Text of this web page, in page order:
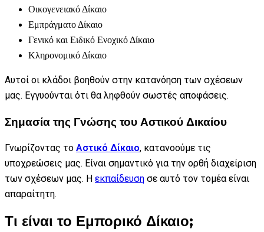
Οικογενειακό Δίκαιο
Εμπράγματο Δίκαιο
Γενικό και Ειδικό Ενοχικό Δίκαιο
Κληρονομικό Δίκαιο
Αυτοί οι κλάδοι βοηθούν στην κατανόηση των σχέσεων
μας. Εγγυούνται ότι θα ληφθούν σωστές αποφάσεις.
Σημασία της Γνώσης του Αστικού Δικαίου
Γνωρίζοντας το Αστικό Δίκαιο, κατανοούμε τις
υποχρεώσεις μας. Είναι σημαντικό για την ορθή διαχείριση
των σχέσεων μας. Η εκπαίδευση σε αυτό τον τομέα είναι
απαραίτητη.
Τι είναι το Εμπορικό Δίκαιο;